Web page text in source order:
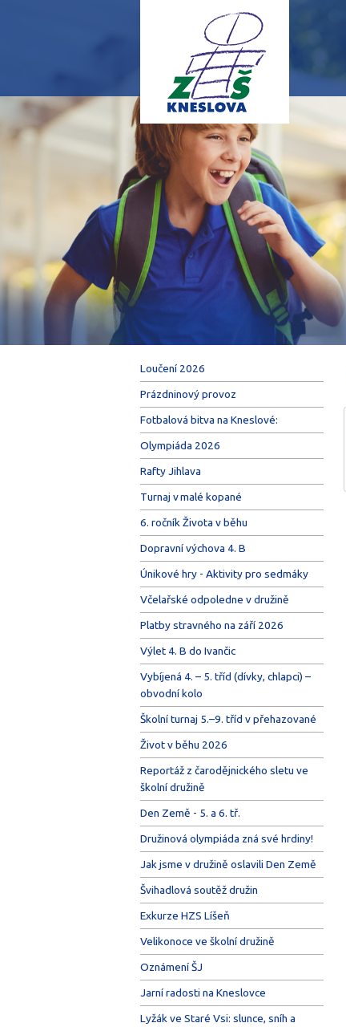
Loučení 2026
Prázdninový provoz
Fotbalová bitva na Kneslové:
Olympiáda 2026
Rafty Jihlava
Turnaj v malé kopané
6. ročník Života v běhu
Dopravní výchova 4. B
Únikové hry - Aktivity pro sedmáky
Včelařské odpoledne v družině
Platby stravného na září 2026
Výlet 4. B do Ivančic
Vybíjená 4. – 5. tříd (dívky, chlapci) –
obvodní kolo
Školní turnaj 5.–9. tříd v přehazované
Život v běhu 2026
Reportáž z čarodějnického sletu ve
školní družině
Den Země - 5. a 6. tř.
Družinová olympiáda zná své hrdiny!
Jak jsme v družině oslavili Den Země
Švihadlová soutěž družin
Exkurze HZS Líšeň
Velikonoce ve školní družině
Oznámení ŠJ
Jarní radosti na Kneslovce
Lyžák ve Staré Vsi: slunce, sníh a